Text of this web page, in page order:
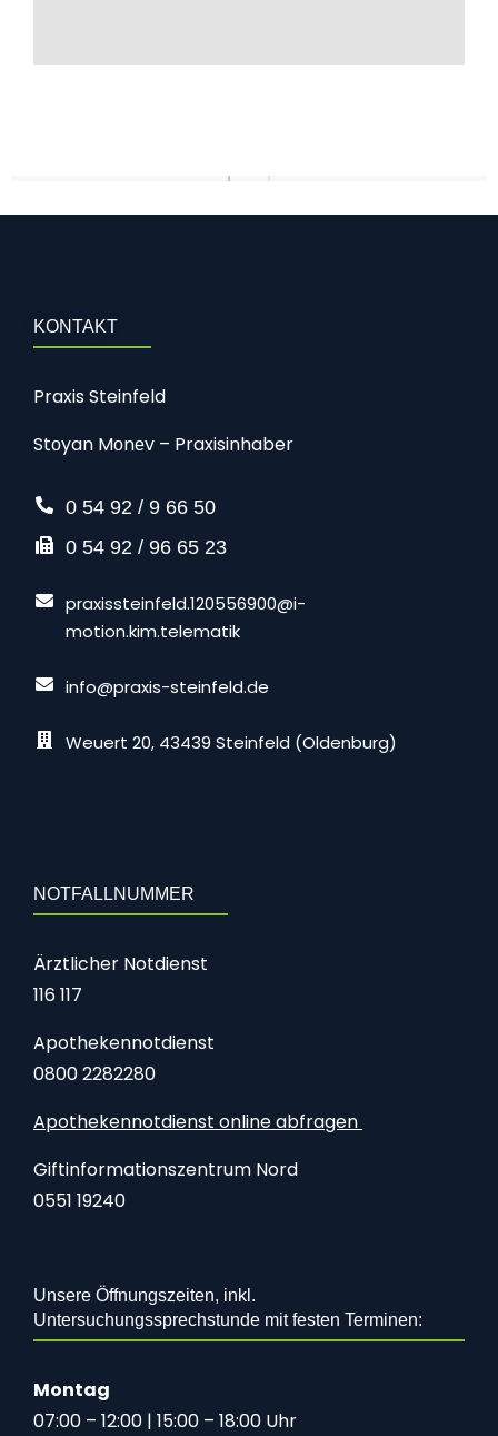
KONTAKT
Praxis Steinfeld
Stоyan Mоnеv – Praxisinhaber
0 54 92 / 9 66 50
0 54 92 / 96 65 23
praxissteinfeld.120556900@i-
motion.kim.telematik
info@praxis-steinfeld.de
Weuert 20, 43439 Steinfeld (Oldenburg)
NOTFALLNUMMER
Ärztlicher Notdienst
116 117
Apothekennotdienst
0800 2282280
Apothekennotdienst online abfragen
Giftinformationszentrum Nord
0551 19240
Unsere Öffnungszeiten, inkl.
Untersuchungssprechstunde mit festen Terminen:
Montag
07:00 – 12:00 | 15:00 – 18:00 Uhr